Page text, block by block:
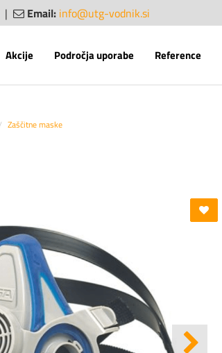
| Email: info@utg-vodnik.si
Akcije Področja uporabe Reference
Zaščitne maske